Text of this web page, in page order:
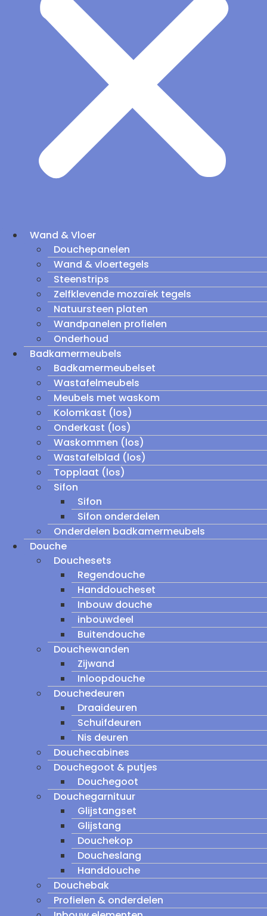
Wand & Vloer
Douchepanelen
Wand & vloertegels
Steenstrips
Zelfklevende mozaïek tegels
Natuursteen platen
Wandpanelen profielen
Onderhoud
Badkamermeubels
Badkamermeubelset
Wastafelmeubels
Meubels met waskom
Kolomkast (los)
Onderkast (los)
Waskommen (los)
Wastafelblad (los)
Topplaat (los)
Sifon
Sifon
Sifon onderdelen
Onderdelen badkamermeubels
Douche
Douchesets
Regendouche
Handdoucheset
Inbouw douche
inbouwdeel
Buitendouche
Douchewanden
Zijwand
Inloopdouche
Douchedeuren
Draaideuren
Schuifdeuren
Nis deuren
Douchecabines
Douchegoot & putjes
Douchegoot
Douchegarnituur
Glijstangset
Glijstang
Douchekop
Doucheslang
Handdouche
Douchebak
Profielen & onderdelen